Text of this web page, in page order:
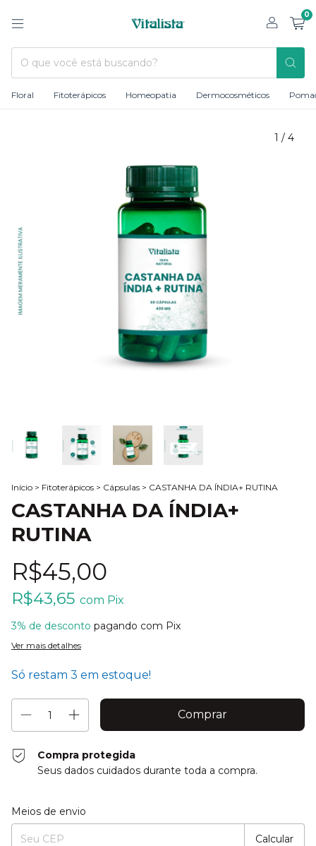
0
Floral Fitoterápicos Homeopatia Dermocosméticos
1 / 4
Início > Fitoterápicos > Cápsulas > CASTANHA DA ÍNDIA+ RUTINA
CASTANHA DA ÍNDIA+
RUTINA
R$45,00
R$43,65 com Pix
3% de desconto pagando com Pix
Ver mais detalhes
Só restam 3 em estoque!
Compra protegida
Seus dados cuidados durante toda a compra.
Entregas para o CEP:
Meios de envio
Calcular